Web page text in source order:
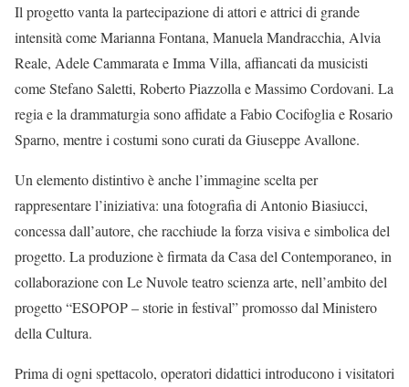
Il progetto vanta la partecipazione di attori e attrici di grande
intensità come Marianna Fontana, Manuela Mandracchia, Alvia
Reale, Adele Cammarata e Imma Villa, affiancati da musicisti
come Stefano Saletti, Roberto Piazzolla e Massimo Cordovani. La
regia e la drammaturgia sono affidate a Fabio Cocifoglia e Rosario
Sparno, mentre i costumi sono curati da Giuseppe Avallone.
Un elemento distintivo è anche l’immagine scelta per
rappresentare l’iniziativa: una fotografia di Antonio Biasiucci,
concessa dall’autore, che racchiude la forza visiva e simbolica del
progetto. La produzione è firmata da Casa del Contemporaneo, in
collaborazione con Le Nuvole teatro scienza arte, nell’ambito del
progetto “ESOPOP – storie in festival” promosso dal Ministero
della Cultura.
Prima di ogni spettacolo, operatori didattici introducono i visitatori